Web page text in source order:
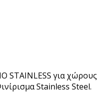
STAINLESS για χώρους
Stainless Steel.